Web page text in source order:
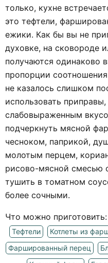
только, кухне
это тефтели,
ежики. Как бы вы не
духовке, на сковороде
получаются одинаково
пропорции
не казалось слишком
использовать
слабовыраженным
подчеркнуть мясной
чесноком, паприкой,
молотым перцем,
рисово-мясной смесью
тушить в томатном
более сочными.
Что можно приготовить:
Тефтели Котлеты из
Фаршированный перец